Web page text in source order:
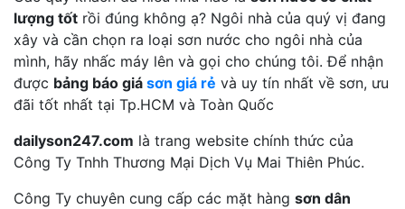
lượng tốt rồi đúng không ạ? Ngôi nhà của quý vị đang
xây và cần chọn ra loại sơn nước cho ngôi nhà của
mình, hãy nhấc máy lên và gọi cho chúng tôi. Để nhận
được bảng báo giá sơn giá rẻ và uy tín nhất về sơn, ưu
đãi tốt nhất tại Tp.HCM và Toàn Quốc
dailyson247.com là trang website chính thức của
Công Ty Tnhh Thương Mại Dịch Vụ Mai Thiên Phúc.
Công Ty chuyên cung cấp các mặt hàng sơn dân